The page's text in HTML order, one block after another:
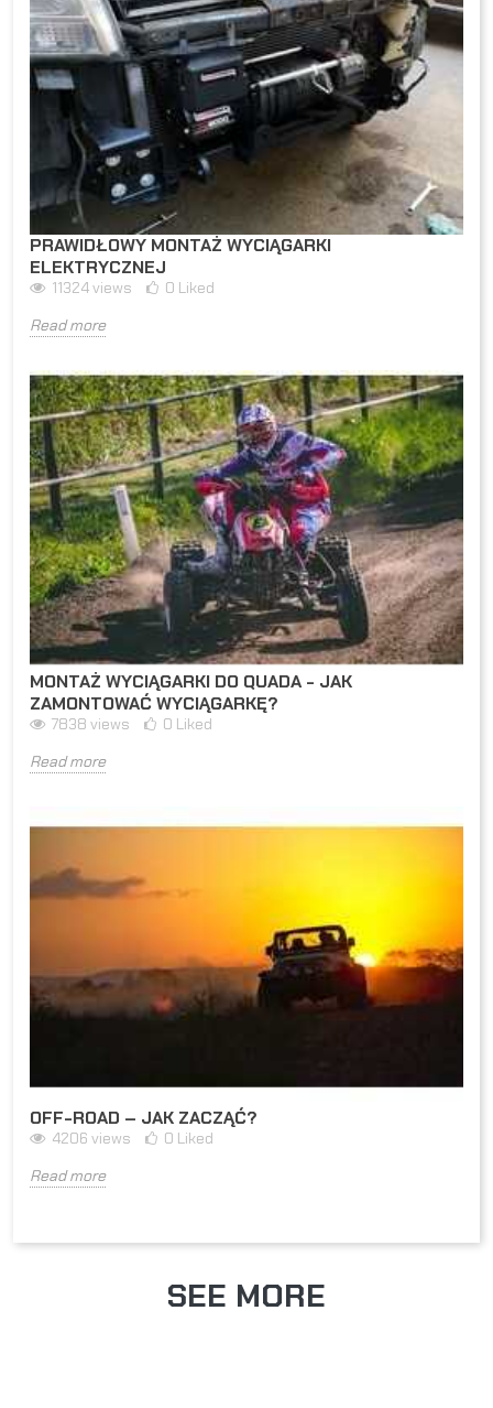
PRAWIDŁOWY MONTAŻ WYCIĄGARKI
ELEKTRYCZNEJ
11324views 0 Liked
Read more
MONTAŻ WYCIĄGARKI DO QUADA - JAK
ZAMONTOWAĆ WYCIĄGARKĘ?
7838 views 0 Liked
Read more
OFF-ROAD – JAK ZACZĄĆ?
4206 views 0 Liked
Read more
SEE MORE